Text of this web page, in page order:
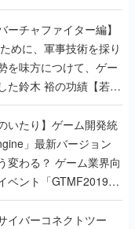
回】
ーチャファイター編】
めに、軍事技術を採り
を味方につけて、ゲー
た鈴木 裕の功績【若ゲ
いたり】ゲーム開発統
」最新バージョン
変わる？ ゲーム業界向
ベント「GTMF2019」
を深めよう【PR】
イバーコネクトツー